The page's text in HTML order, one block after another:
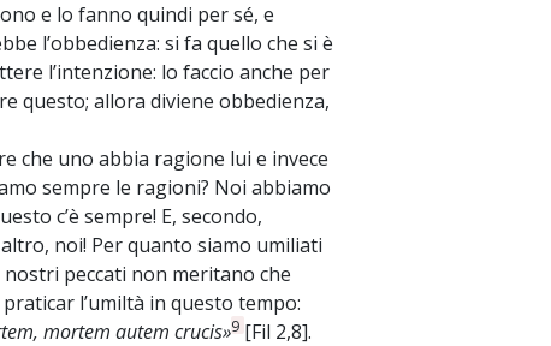
e lo fanno quindi per sé, e
l’obbedienza: si fa quello che si è
l’intenzione: lo faccio anche per
questo; allora diviene obbedienza,
che uno abbia ragione lui e invece
sempre le ragioni? Noi abbiamo
c’è sempre! E, secondo,
noi! Per quanto siamo umiliati
peccati non meritano che
l’umiltà in questo tempo:
mortem autem crucis»9[Fil 2,8].